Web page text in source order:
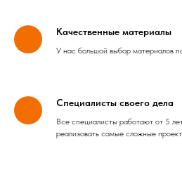
Качественные материалы
У нас большой выбор материалов
Специалисты своего дела
Все специалисты работают от 5
реализовать самые сложные